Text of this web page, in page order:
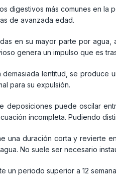
digestivos más comunes en
de avanzada edad.
en su mayor parte por
genera un impulso que es
lentitud, se produce
para su expulsión.
deposiciones puede oscilar
incompleta. Pudiendo
una duración corta y revierte
No suele ser necesario
un periodo superior a 12